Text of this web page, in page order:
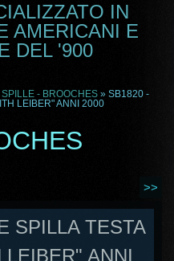
IN
AMERICANI E
DEL '900
SPILLE - BROOCHES » SB1820 -
LEIBER" ANNI 2000
>>
SPILLA TESTA
ANNI